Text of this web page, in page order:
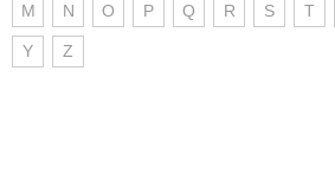
M N O P Q R S T
Y Z